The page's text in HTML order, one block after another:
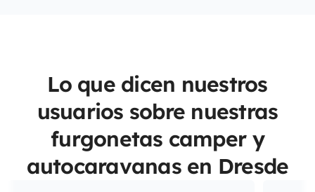
Lo que dicen nuestros
usuarios sobre nuestras
furgonetas camper y
autocaravanas en Dresde